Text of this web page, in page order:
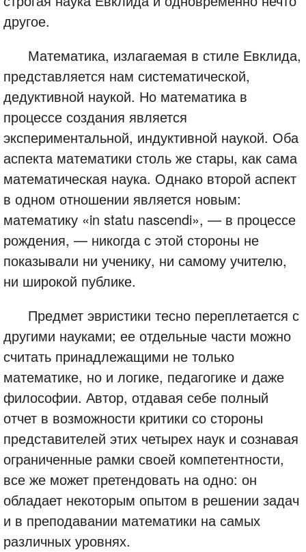
другое.
Математика, излагаемая в стиле Евклида,
представляется нам систематической,
дедуктивной наукой. Но математика в
процессе создания является
экспериментальной, индуктивной наукой. Оба
аспекта математики столь же стары, как сама
математическая наука. Однако второй аспект
в одном отношении является новым:
математику «in statu nascendi», — в процессе
рождения, — никогда с этой стороны не
показывали ни ученику, ни самому учителю,
ни широкой публике.
Предмет эвристики тесно переплетается с
другими науками; ее отдельные части можно
считать принадлежащими не только
математике, но и логике, педагогике и даже
философии. Автор, отдавая себе полный
отчет в возможности критики со стороны
представителей этих четырех наук и сознавая
ограниченные рамки своей компетентности,
все же может претендовать на одно: он
обладает некоторым опытом в решении задач
и в преподавании математики на самых
различных уровнях.